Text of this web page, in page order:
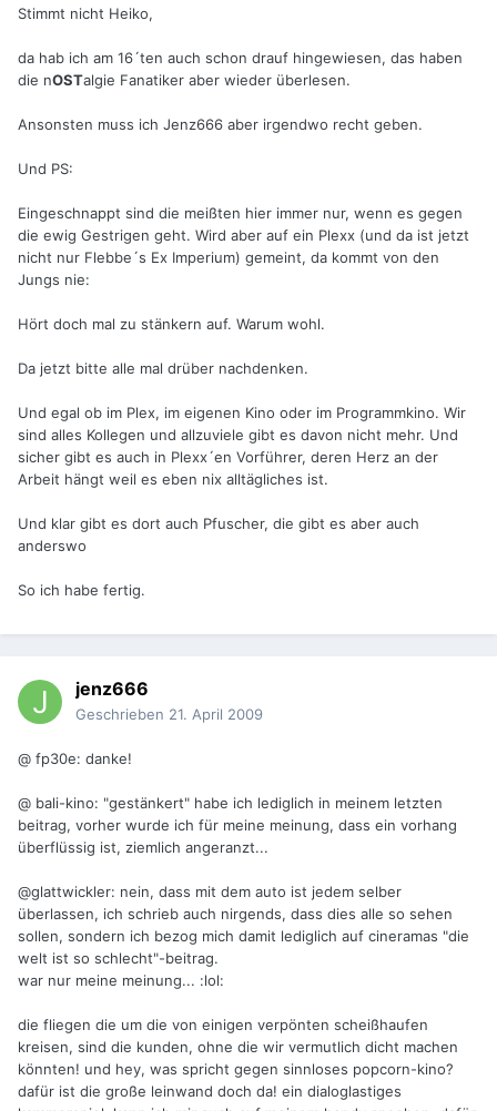
Stimmt nicht Heiko,
da hab ich am 16´ten auch schon drauf hingewiesen, das haben
die nOSTalgie Fanatiker aber wieder überlesen.
Ansonsten muss ich Jenz666 aber irgendwo recht geben.
Und PS:
Eingeschnappt sind die meißten hier immer nur, wenn es gegen
die ewig Gestrigen geht. Wird aber auf ein Plexx (und da ist jetzt
nicht nur Flebbe´s Ex Imperium) gemeint, da kommt von den
Jungs nie:
Hört doch mal zu stänkern auf. Warum wohl.
Da jetzt bitte alle mal drüber nachdenken.
Und egal ob im Plex, im eigenen Kino oder im Programmkino. Wir
sind alles Kollegen und allzuviele gibt es davon nicht mehr. Und
sicher gibt es auch in Plexx´en Vorführer, deren Herz an der
Arbeit hängt weil es eben nix alltägliches ist.
Und klar gibt es dort auch Pfuscher, die gibt es aber auch
anderswo
So ich habe fertig.
jenz666
Geschrieben 21. April 2009
@ fp30e: danke!
@ bali-kino: "gestänkert" habe ich lediglich in meinem letzten
beitrag, vorher wurde ich für meine meinung, dass ein vorhang
überflüssig ist, ziemlich angeranzt...
@glattwickler: nein, dass mit dem auto ist jedem selber
überlassen, ich schrieb auch nirgends, dass dies alle so sehen
sollen, sondern ich bezog mich damit lediglich auf cineramas "die
welt ist so schlecht"-beitrag.
war nur meine meinung... :lol:
die fliegen die um die von einigen verpönten scheißhaufen
kreisen, sind die kunden, ohne die wir vermutlich dicht machen
könnten! und hey, was spricht gegen sinnloses popcorn-kino?
dafür ist die große leinwand doch da! ein dialoglastiges